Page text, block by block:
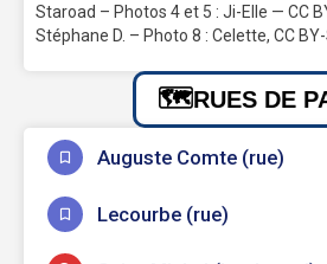
Staroad – Photos 4 et 5 : Ji-Elle — CC
Stéphane D. – Photo 8 : Celette, CC
RUES DE
Auguste Comte (rue)
Lecourbe (rue)